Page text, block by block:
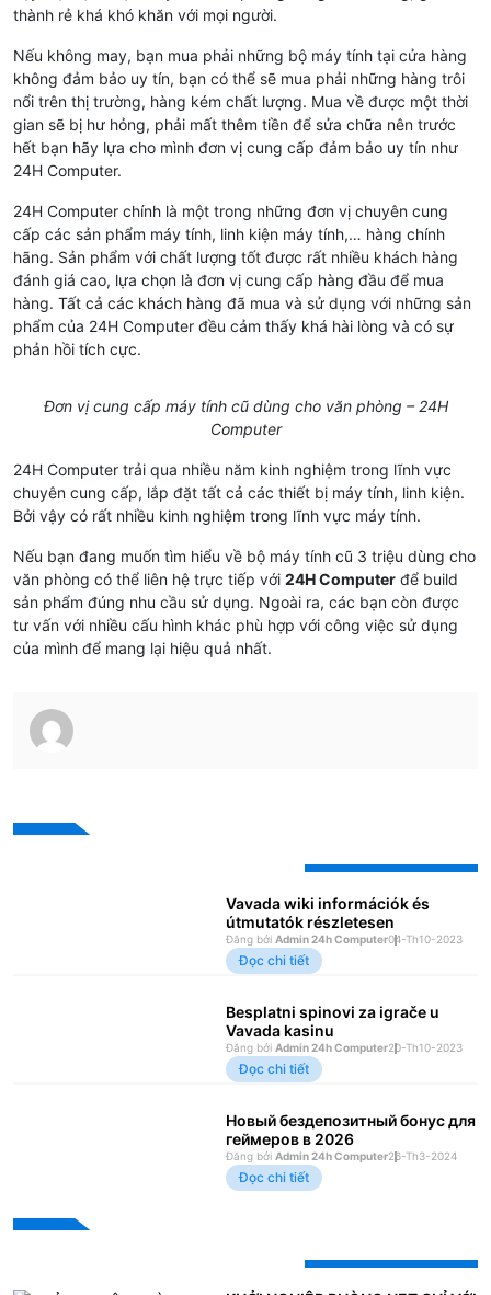
thành rẻ khá khó khăn với mọi người.
Nếu không may, bạn mua phải những bộ máy tính tại cửa hàng
không đảm bảo uy tín, bạn có thể sẽ mua phải những hàng trôi
nổi trên thị trường, hàng kém chất lượng. Mua về được một thời
gian sẽ bị hư hỏng, phải mất thêm tiền để sửa chữa nên trước
hết bạn hãy lựa cho mình đơn vị cung cấp đảm bảo uy tín như
24H Computer.
24H Computer chính là một trong những đơn vị chuyên cung
cấp các sản phẩm máy tính, linh kiện máy tính,… hàng chính
hãng. Sản phẩm với chất lượng tốt được rất nhiều khách hàng
đánh giá cao, lựa chọn là đơn vị cung cấp hàng đầu để mua
hàng. Tất cả các khách hàng đã mua và sử dụng với những sản
phẩm của 24H Computer đều cảm thấy khá hài lòng và có sự
phản hồi tích cực.
Đơn vị cung cấp máy tính cũ dùng cho văn phòng – 24H
Computer
24H Computer trải qua nhiều năm kinh nghiệm trong lĩnh vực
chuyên cung cấp, lắp đặt tất cả các thiết bị máy tính, linh kiện.
Bởi vậy có rất nhiều kinh nghiệm trong lĩnh vực máy tính.
Nếu bạn đang muốn tìm hiểu về bộ máy tính cũ 3 triệu dùng cho
văn phòng có thể liên hệ trực tiếp với 24H Computer để build
sản phẩm đúng nhu cầu sử dụng. Ngoài ra, các bạn còn được
tư vấn với nhiều cấu hình khác phù hợp với công việc sử dụng
của mình để mang lại hiệu quả nhất.
Vavada wiki információk és
útmutatók részletesen
Đăng bởi Admin 24h Computer04-Th10-2023
Đọc chi tiết
Besplatni spinovi za igrače u
Vavada kasinu
Đăng bởi Admin 24h Computer20-Th10-2023
Đọc chi tiết
Новый бездепозитный бонус для
геймеров в 2026
Đăng bởi Admin 24h Computer26-Th3-2024
Đọc chi tiết